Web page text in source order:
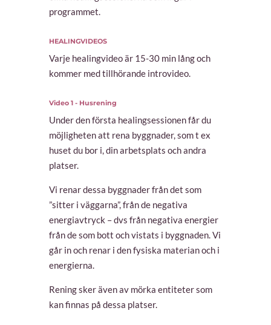
programmet.
HEALINGVIDEOS
Varje healingvideo är 15-30 min lång och
kommer med tillhörande introvideo.
Video 1 - Husrening
Under den första healingsessionen får du
möjligheten att rena byggnader, som t ex
huset du bor i, din arbetsplats och andra
platser.
Vi renar dessa byggnader från det som
”sitter i väggarna”, från de negativa
energiavtryck – dvs från negativa energier
från de som bott och vistats i byggnaden. Vi
går in och renar i den fysiska materian och i
energierna.
Rening sker även av mörka entiteter som
kan finnas på dessa platser.